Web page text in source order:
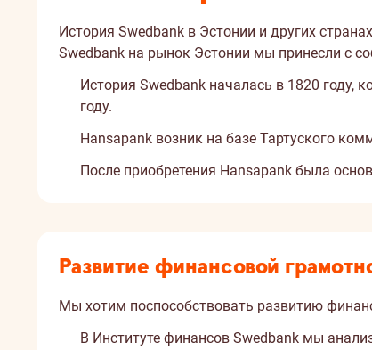
История Swedbank в Эстонии и других
Swedbank на рынок Эстонии мы принесли с
История Swedbank началась в 1820 году,
году.
Hansapank возник на базе Тартуского
После приобретения Hansapank была
Развитие финансовой
Мы хотим поспособствовать развитию
В Институте финансов Swedbank мы